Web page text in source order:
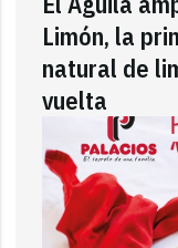
Limón, la
natural de
vuelta